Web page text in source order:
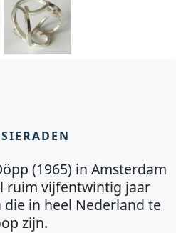
(1965) in Amsterdam
ruim vijfentwintig jaar
in heel Nederland te
zijn.